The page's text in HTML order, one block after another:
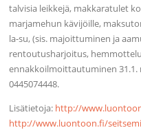
talvisia leikkejä, makkaratulet
marjamehun kävijöille,
la-su, (sis. majoittuminen ja
rentoutusharjoitus,
ennakkoilmoittautuminen 31.1.
0445074448.
Lisätietoja: http://
http://www.luontoon.fi/